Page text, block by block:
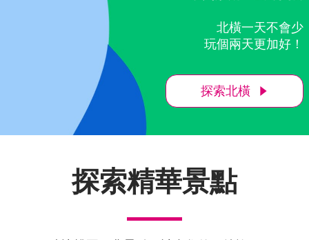
北橫一天不會少
玩個兩天更加好！
探索北橫
探索精華景點